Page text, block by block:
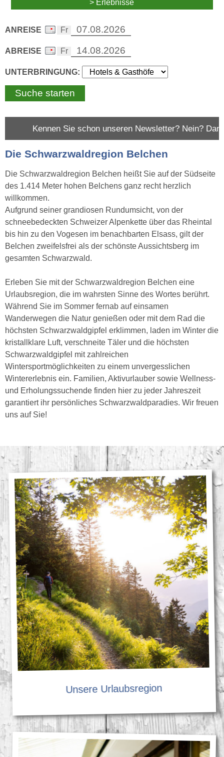
> Erlebnisse
ANREISE
ABREISE
UNTERBRINGUNG:
Sie schon unseren Newsletter? Nein? Dann abonnieren
Die Schwarzwaldregion Belchen
Die Schwarzwaldregion Belchen heißt Sie auf der Südseite
des 1.414 Meter hohen Belchens ganz recht herzlich
willkommen.
Aufgrund seiner grandiosen Rundumsicht, von der
schneebedeckten Schweizer Alpenkette über das Rheintal
bis hin zu den Vogesen im benachbarten Elsass, gilt der
Belchen zweifelsfrei als der schönste Aussichtsberg im
gesamten Schwarzwald.
Erleben Sie mit der Schwarzwaldregion Belchen eine
Urlaubsregion, die im wahrsten Sinne des Wortes berührt.
Während Sie im Sommer fernab auf einsamen
Wanderwegen die Natur genießen oder mit dem Rad die
höchsten Schwarzwaldgipfel erklimmen, laden im Winter die
kristallklare Luft, verschneite Täler und die höchsten
Schwarzwaldgipfel mit zahlreichen
Wintersportmöglichkeiten zu einem unvergesslichen
Wintererlebnis ein. Familien, Aktivurlauber sowie Wellness-
und Erholungssuchende finden hier zu jeder Jahreszeit
garantiert ihr persönliches Schwarzwaldparadies. Wir freuen
uns auf Sie!
Unsere Urlaubsregion